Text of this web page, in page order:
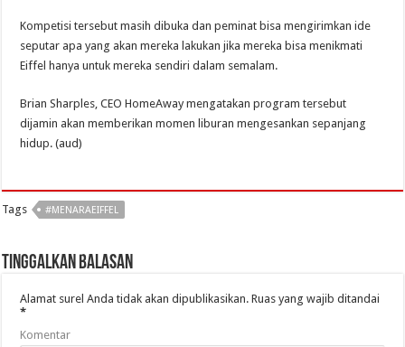
Kompetisi tersebut masih dibuka dan peminat bisa mengirimkan ide
seputar apa yang akan mereka lakukan jika mereka bisa menikmati
Eiffel hanya untuk mereka sendiri dalam semalam.
Brian Sharples, CEO HomeAway mengatakan program tersebut
dijamin akan memberikan momen liburan mengesankan sepanjang
hidup. (aud)
Tags #MENARAEIFFEL
Tinggalkan Balasan
Alamat surel Anda tidak akan dipublikasikan. Ruas yang wajib ditandai
*
Komentar